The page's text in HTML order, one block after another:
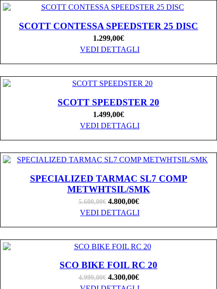
SCOTT CONTESSA SPEEDSTER 25 DISC
1.299,00€
VEDI DETTAGLI
SCOTT SPEEDSTER 20
1.499,00€
VEDI DETTAGLI
SPECIALIZED TARMAC SL7 COMP
METWHTSIL/SMK
5.600,00€ 4.800,00€
VEDI DETTAGLI
SCO BIKE FOIL RC 20
4.999,00€ 4.300,00€